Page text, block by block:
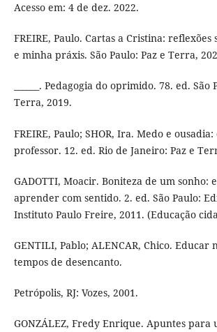
Acesso em: 4 de dez. 2022.
FREIRE, Paulo. Cartas a Cristina:
e minha práxis. São Paulo: Paz e Terra,
______. Pedagogia do oprimido. 78. ed. São
Terra, 2019.
FREIRE, Paulo; SHOR, Ira. Medo e
professor. 12. ed. Rio de Janeiro: Paz e
GADOTTI, Moacir. Boniteza de um sonho:
aprender com sentido. 2. ed. São Paulo:
Instituto Paulo Freire, 2011. (Educação
GENTILI, Pablo; ALENCAR, Chico. Educar
tempos de desencanto.
Petrópolis, RJ: Vozes, 2001.
GONZÁLEZ, Fredy Enrique. Apuntes para